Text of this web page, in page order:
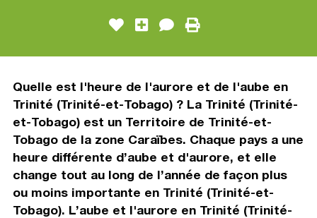
Quelle est l'heure de l'aurore et de l'aube en
Trinité (Trinité-et-Tobago) ? La Trinité (Trinité-
et-Tobago) est un Territoire de Trinité-et-
Tobago de la zone Caraïbes. Chaque pays a une
heure différente d’aube et d'aurore, et elle
change tout au long de l’année de façon plus
ou moins importante en Trinité (Trinité-et-
Tobago). L’aube et l'aurore en Trinité (Trinité-